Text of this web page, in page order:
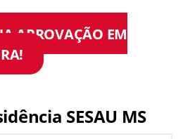
APROVAÇÃO EM
SESAU MS